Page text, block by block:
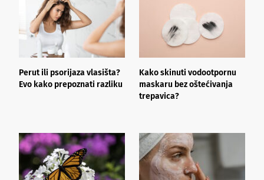
Perut ili psorijaza vlasišta?
Evo kako prepoznati razliku
Kako skinuti vodootpornu
maskaru bez oštećivanja
trepavica?